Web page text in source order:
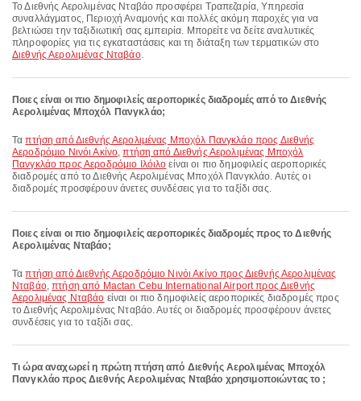
Το Διεθνής Αερολιμένας Νταβάο προσφέρει Τραπεζαρία, Υπηρεσία
συναλλάγματος, Περιοχή Αναμονής και πολλές ακόμη παροχές για να
βελτιώσει την ταξιδιωτική σας εμπειρία. Μπορείτε να δείτε αναλυτικές
πληροφορίες για τις εγκαταστάσεις και τη διάταξη των τερματικών στο
Διεθνής Αερολιμένας Νταβάο.
Ποιες είναι οι πιο δημοφιλείς αεροπορικές διαδρομές από το Διεθνής
Αερολιμένας Μποχόλ Πανγκλάο;
Ταπτήση από Διεθνής Αερολιμένας Μποχόλ Πανγκλάο προς Διεθνής
Αεροδρόμιο Νινόι Ακίνο,πτήση από Διεθνής Αερολιμένας Μποχόλ
Πανγκλάο προς Αεροδρόμιο Ιλόιλο είναι οι πιο δημοφιλείς αεροπορικές
διαδρομές από το Διεθνής Αερολιμένας Μποχόλ Πανγκλάο. Αυτές οι
διαδρομές προσφέρουν άνετες συνδέσεις για το ταξίδι σας.
Ποιες είναι οι πιο δημοφιλείς αεροπορικές διαδρομές προς το Διεθνής
Αερολιμένας Νταβάο;
Ταπτήση από Διεθνής Αεροδρόμιο Νινόι Ακίνο προς Διεθνής Αερολιμένας
Νταβάο,πτήση από Mactan Cebu International Airport προς Διεθνής
Αερολιμένας Νταβάο είναι οι πιο δημοφιλείς αεροπορικές διαδρομές προς
το Διεθνής Αερολιμένας Νταβάο. Αυτές οι διαδρομές προσφέρουν άνετες
συνδέσεις για το ταξίδι σας.
Τι ώρα αναχωρεί η πρώτη πτήση από Διεθνής Αερολιμένας Μποχόλ
Πανγκλάο προς Διεθνής Αερολιμένας Νταβάο χρησιμοποιώντας το ;